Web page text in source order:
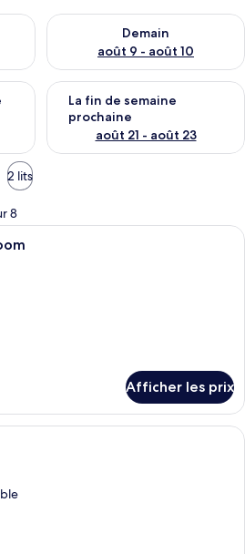
ce soir août 8 - août 9
Demain
août 9 - août 10
Vérifier la disponibilité pour
cette fin de semaine août 14 -
La fin de semaine
prochaine
août 21 - août 23
Vérifier la disponibilité pour
2 lits
8
Literie de qualité, coffre-fort, bureau,
Afficher les prix
Literie de qualité, coffre-fort, bureau,